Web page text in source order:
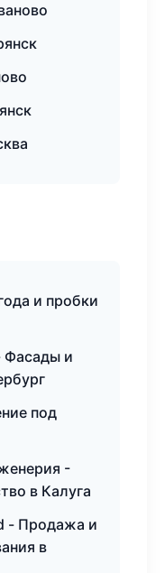
и пробки
Фасады и
под
-
в Калуга
- Продажа и
в